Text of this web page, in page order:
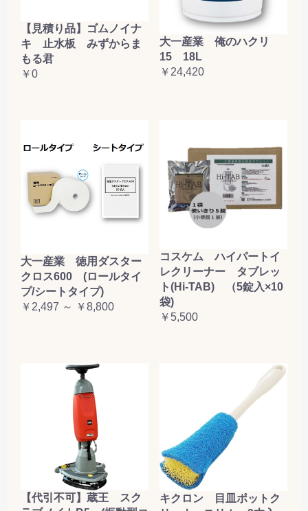
【見積り品】ゴムノイナ
キ 止水板 みずからま
もる君
￥0
大一産業 俺のハクリ
15 18L
￥24,420
大一産業 徳用ダスター
クロス600 (ロールタイ
プ/シートタイプ)
￥2,497 ～ ￥8,800
コスケム ハイパートイ
レクリーナー タブレッ
ト(Hi-TAB) （5錠入×10
袋)
￥5,500
【代引不可】蔵王 スク
キクロン 目皿ポットク